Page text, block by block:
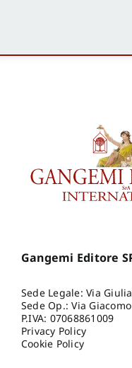
Gangemi Editore
Sede Legale: Via
Sede Op.: Via
P.IVA: 07068861009
Privacy Policy
Cookie Policy